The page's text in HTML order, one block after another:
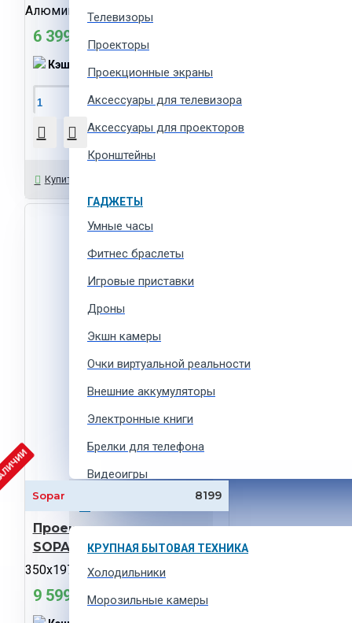
Телевизоры
Проекторы
Проекционные экраны
Aксессуары для телевизора
Аксессуары для проекторов
Кронштейны
ГАДЖЕТЫ
Умные часы
Фитнес браслеты
Игровые приставки
Дроны
Экшн камеры
Очки виртуальной реальности
Внешние аккумуляторы
Электронные книги
Брелки для телефона
Видеоигры
Ремешки для умных часов
Аксессуары для экшн-камер
ФОТОТЕХНИКА
Зеркальные фотоаппараты
КРУПНАЯ БЫТОВАЯ ТЕХНИКА
Холодильники
Морозильные камеры
Алюминий
6 399 MDL
Кэшбэк:
В Корзину
Купить в 1 клик
Sopar 8199
Проекционный экран
SOPAR ARIES 8352AR
350x197cm (363x210), Ratio 16:9
9 599 MDL